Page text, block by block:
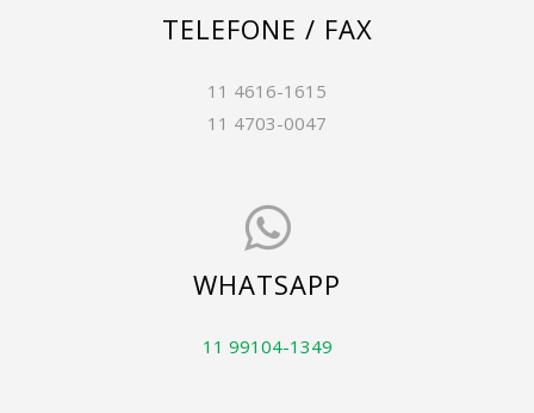
TELEFONE / FAX
11 4616-1615
11 4703-0047
WHATSAPP
11 99104-1349